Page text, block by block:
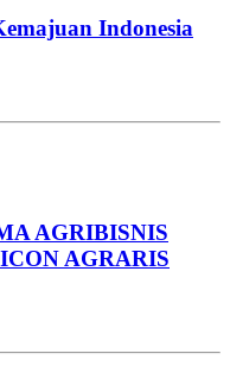
Indonesia
AGRIBISNIS
AGRARIS